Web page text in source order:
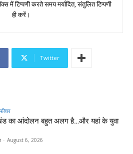
में टिप्पणी करते समय मर्यादित, संतुलित टिप्पणी
ही करें।
Twitter
का आंदोलन बहुत अलग है…और यहां के युवा
- August 6, 2026